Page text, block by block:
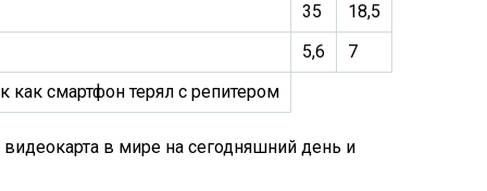
35
18,5
5,6
7
как смартфон терял с репитером
видеокарта в мире на сегодняшний день и